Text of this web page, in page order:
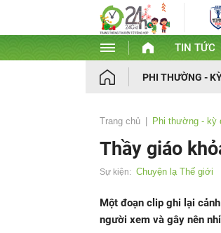
TIN TỨC
PHI THƯỜNG -
Trang chủ Phi thường - kỳ
Thầy giáo
Sự kiện: Chuyện lạ Thế giới
Một đoạn clip ghi lại
người xem và gây nên